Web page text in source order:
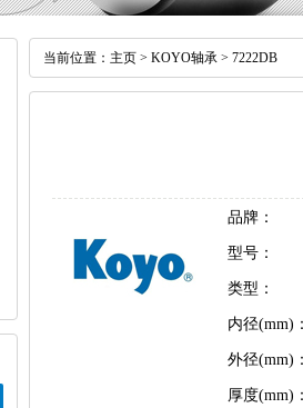
当前位置： 主页 > KOYO轴承 > 7222DB
品牌：
型号：
类型：
内径(mm)：
外径(mm)：
厚度(mm)：